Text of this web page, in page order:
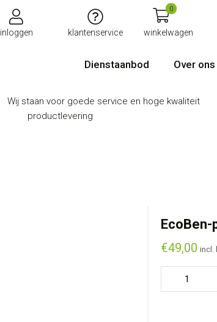
inloggen klantenservice
0
winkelwagen
Dienstaanbod Over ons
Wij staan voor goede service en hoge kwaliteit
productlevering
€49,00 incl.